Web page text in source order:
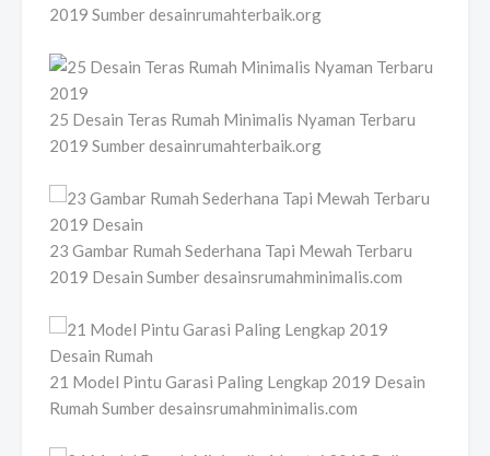
2019 Sumber desainrumahterbaik.org
25 Desain Teras Rumah Minimalis Nyaman Terbaru
2019 Sumber desainrumahterbaik.org
23 Gambar Rumah Sederhana Tapi Mewah Terbaru
2019 Desain Sumber desainsrumahminimalis.com
21 Model Pintu Garasi Paling Lengkap 2019 Desain
Rumah Sumber desainsrumahminimalis.com